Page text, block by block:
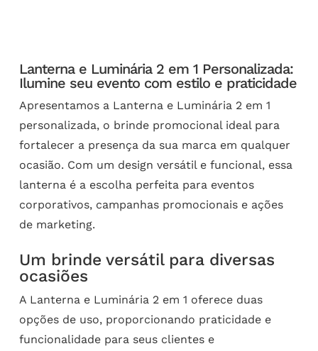
Lanterna e Luminária 2 em 1 Personalizada:
Ilumine seu evento com estilo e praticidade
Apresentamos a Lanterna e Luminária 2 em 1
personalizada, o brinde promocional ideal para
fortalecer a presença da sua marca em qualquer
ocasião. Com um design versátil e funcional, essa
lanterna é a escolha perfeita para eventos
corporativos, campanhas promocionais e ações
de marketing.
Um brinde versátil para diversas
ocasiões
A Lanterna e Luminária 2 em 1 oferece duas
opções de uso, proporcionando praticidade e
funcionalidade para seus clientes e